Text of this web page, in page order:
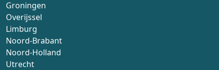
Groningen
Overijssel
Limburg
Noord-Brabant
Noord-Holland
Utrecht